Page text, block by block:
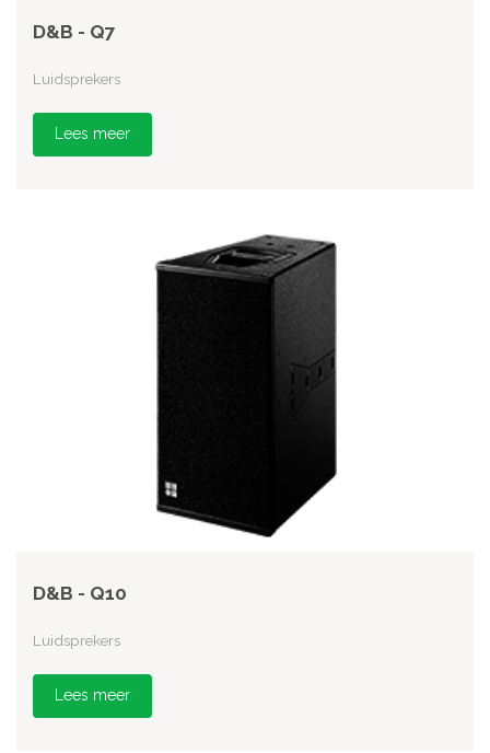
D&B - Q7
Luidsprekers
Lees meer
D&B - Q10
Luidsprekers
Lees meer